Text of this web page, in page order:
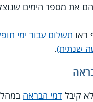
את מספר הימים
ראו תשלום עבור ימי
שנתית).
קיבל דמי הבראה